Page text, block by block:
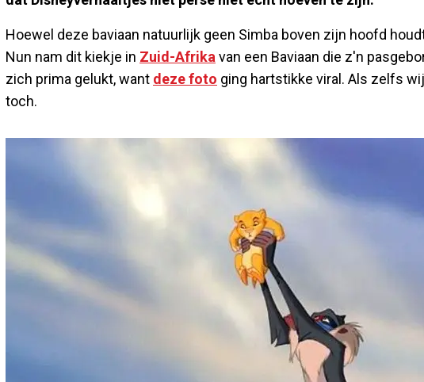
Hoewel deze baviaan natuurlijk geen Simba boven zijn hoofd
Nun nam dit kiekje in Zuid-Afrika van een Baviaan die z'n
zich prima gelukt, want deze foto ging hartstikke viral. Als zelfs
toch.